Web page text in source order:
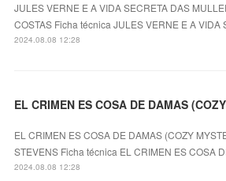
JULES VERNE E A VIDA SECRETA DAS
COSTAS Ficha técnica JULES VERNE E A VIDA
2024.08.08 12:28
EL CRIMEN ES COSA DE DAMAS (COZY
STEVENS Ficha técnica EL CRIMEN ES COSA
2024.08.08 12:28